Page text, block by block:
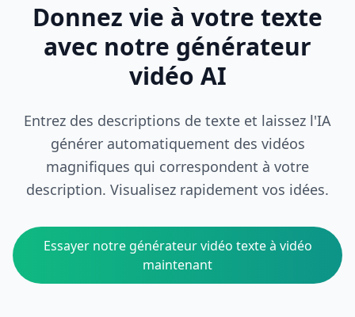
Donnez vie à votre texte
avec notre générateur
vidéo AI
Entrez des descriptions de texte et laissez l'IA
générer automatiquement des vidéos
magnifiques qui correspondent à votre
description. Visualisez rapidement vos idées.
Essayer notre générateur vidéo texte à vidéo
maintenant